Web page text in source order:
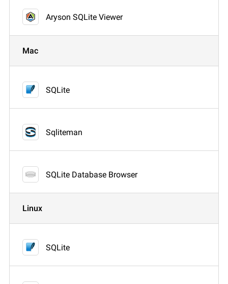
Aryson SQLite Viewer
Mac
SQLite
Sqliteman
SQLite Database Browser
Linux
SQLite